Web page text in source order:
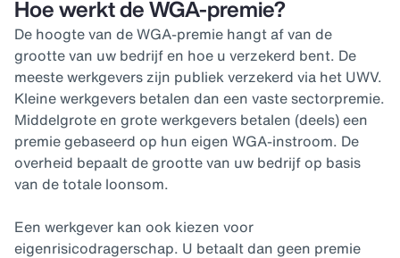
Hoe werkt de WGA-premie?
De hoogte van de WGA-premie hangt af van de
grootte van uw bedrijf en hoe u verzekerd bent. De
meeste werkgevers zijn publiek verzekerd via het UWV.
Kleine werkgevers betalen dan een vaste sectorpremie.
Middelgrote en grote werkgevers betalen (deels) een
premie gebaseerd op hun eigen WGA-instroom. De
overheid bepaalt de grootte van uw bedrijf op basis
van de totale loonsom.
Een werkgever kan ook kiezen voor
eigenrisicodragerschap. U betaalt dan geen premie